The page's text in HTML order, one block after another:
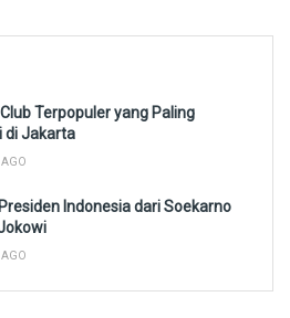
Terpopuler yang Paling
di Jakarta
Indonesia dari Soekarno